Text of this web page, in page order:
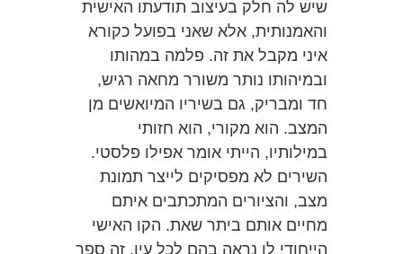
שיש לה חלק בעיצוב תודעתו האישית
והאמנותית, אלא שאני בפועל כקורא
איני מקבל את זה. פלמה במהותו
ובמיהותו נותר משורר מחאה רגיש,
חד ומבריק, גם בשיריו המיואשים מן
המצב. הוא מקורי, הוא חזותי
במילותיו, הייתי אומר אפילו פלסטי.
השירים לא מפסיקים לייצר תמונת
מצב, והציורים המתכתבים איתם
מחיים אותם ביתר שאת. הקו האישי
הייחודי לו נראה בהם לכל עין. זה ספר